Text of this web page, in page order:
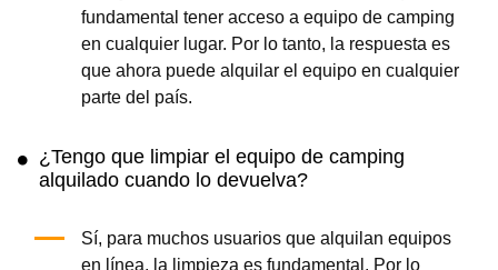
fundamental tener acceso a equipo de camping
en cualquier lugar. Por lo tanto, la respuesta es
que ahora puede alquilar el equipo en cualquier
parte del país.
¿Tengo que limpiar el equipo de camping
alquilado cuando lo devuelva?
Sí, para muchos usuarios que alquilan equipos
en línea, la limpieza es fundamental. Por lo